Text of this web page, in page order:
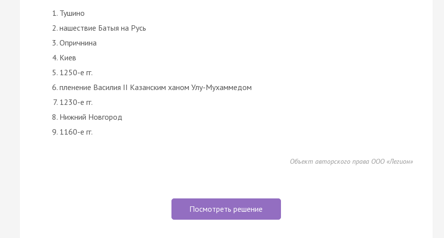
Тушино
нашествие Батыя на Русь
Опричнина
Киев
1250-е гг.
пленение Василия II Казанским ханом Улу-Мухаммедом
1230-е гг.
Нижний Новгород
1160-е гг.
Объект авторского права ООО «Легион»
Посмотреть решение